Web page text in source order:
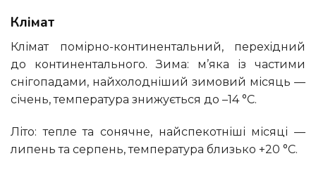
Клімат
Клімат помірно-континентальний, перехідний
до континентального. Зима: м’яка із частими
снігопадами, найхолодніший зимовий місяць —
січень, температура знижується до –14 °C.
Літо: тепле та сонячне, найспекотніші місяці —
липень та серпень, температура близько +20 °C.